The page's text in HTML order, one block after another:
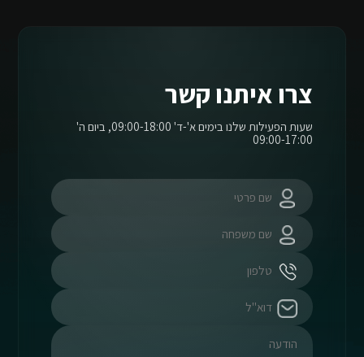
צרו איתנו קשר
שעות הפעילות שלנו בימים א'-ד' 09:00-18:00, ביום ה'
09:00-17:00